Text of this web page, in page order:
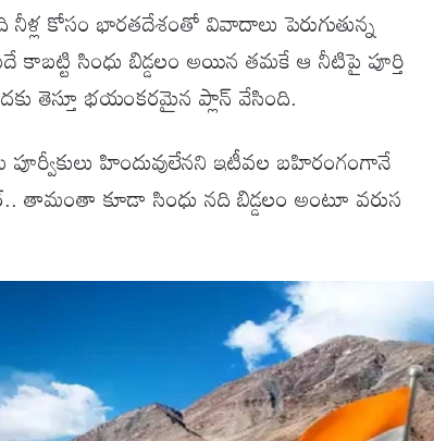
కోసం భారతదేశంతో వివాదాలు పెరుగుతున్న
సింధు బిడ్డలం అయిన తమకే ఆ నీటిపై పూర్తి
తెస్తూ భయంకరమైన ప్లాన్ వేసింది.
హిందువులేనని ఇటీవల బహిరంగంగానే
తామంతా కూడా సింధు నది బిడ్డలం అంటూ వరుస